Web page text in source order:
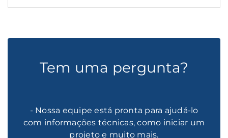
Tem uma pergunta?
- Nossa equipe está pronta para ajudá-lo
com informações técnicas, como iniciar um
projeto e muito mais.